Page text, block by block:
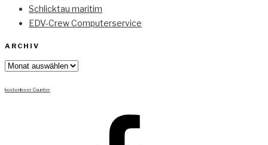
Schlicktau maritim
EDV-Crew Computerservice
ARCHIV
Archiv
kostenloser Counter